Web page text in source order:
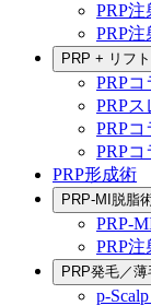
PRP
PRP
PRP + リフ
PRP
PRPス
PRP
PRP
PRP形成術
PRP-MI脱脂
PRP-
PRP
PRP発毛／薄
p-